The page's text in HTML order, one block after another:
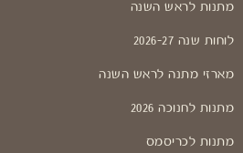
מתנות לראש השנה
לוחות שנה 2026-27
מארזי מתנה לראש השנה
מתנות לחנוכה 2026
מתנות לכריסמס